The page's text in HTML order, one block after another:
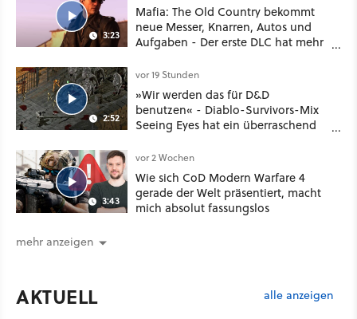
3:23
Mafia: The Old Country bekommt
neue Messer, Knarren, Autos und
Aufgaben - Der erste DLC hat mehr
2:52
vor 19 Stunden
»Wir werden das für D&D
benutzen« - Diablo-Survivors-Mix
Seeing Eyes hat ein überraschend
3:43
vor 2 Wochen
Wie sich CoD Modern Warfare 4
gerade der Welt präsentiert, macht
mich absolut fassungslos
mehr anzeigen
AKTUELL alle anzeigen